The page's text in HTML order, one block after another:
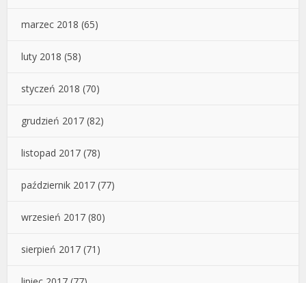
marzec 2018 (65)
luty 2018 (58)
styczeń 2018 (70)
grudzień 2017 (82)
listopad 2017 (78)
październik 2017 (77)
wrzesień 2017 (80)
sierpień 2017 (71)